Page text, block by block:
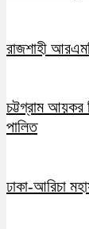
রাজশাহী
চট্টগ্রাম আয়কর
পালিত
ঢাকা-আরিচা